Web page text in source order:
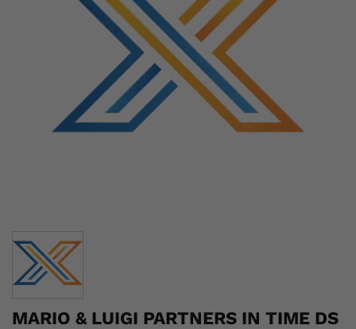
MARIO & LUIGI PARTNERS IN TIME DS